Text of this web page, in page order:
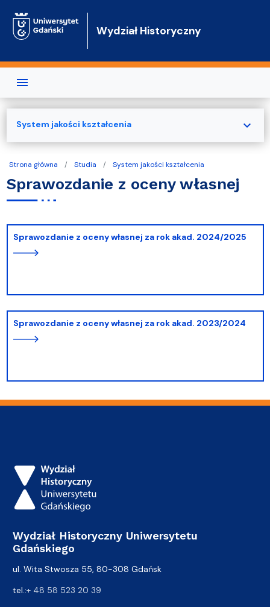
Wydział Historyczny
Strona główna Studia System jakości kształcenia
Sprawozdanie z oceny własnej
Sprawozdanie z oceny własnej za rok akad. 2024/2025
Sprawozdanie z oceny własnej za rok akad. 2023/2024
System jakości kształcenia expand_more
Wydział Historyczny Uniwersytetu
Gdańskiego
ul. Wita Stwosza 55, 80-308 Gdańsk
tel.:+ 48 58 523 20 39